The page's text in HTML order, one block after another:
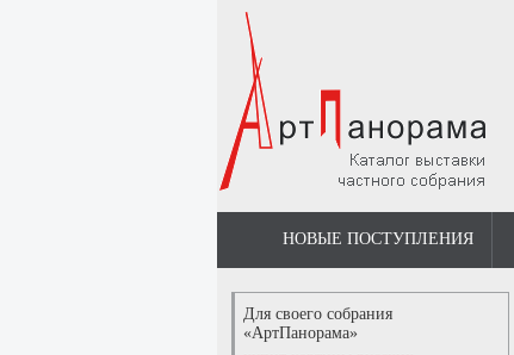
НОВЫЕ ПОСТУПЛЕНИЯ
Для своего собрания
«АртПанорама»